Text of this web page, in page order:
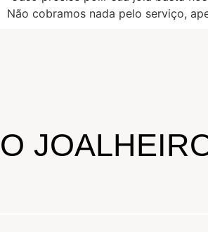
Não cobramos nada pelo serviço,
O